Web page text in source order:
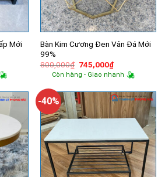
Mới
Bàn Kim Cương Đen Vân Đá Mới
99%
800,000₫ Giá
gốc
là:
745,000₫Giá
hiện
tại
745,000₫.
Còn hàng - Giao nhanh
-40%